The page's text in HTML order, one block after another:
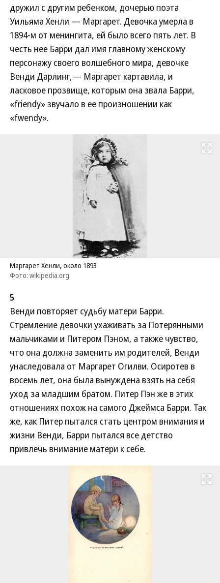
дружил с другим ребенком, дочерью поэта
Уильяма Хенли — Маргарет. Девочка умерла в
1894-м от менингита, ей было всего пять лет. В
честь нее Барри дал имя главному женскому
персонажу своего волшебного мира, девочке
Венди Дарлинг,— Маргарет картавила, и
ласковое прозвище, которым она звала Барри,
«friendy» звучало в ее произношении как
«fwendy».
Развернуть
Маргарет Хенли, около 1893
Фото: wikipedia.org
5
Венди повторяет судьбу матери Барри.
Стремление девочки ухаживать за Потерянными
мальчиками и Питером Пэном, а также чувство,
что она должна заменить им родителей, Венди
унаследовала от Маргарет Огилви. Осиротев в
восемь лет, она была вынуждена взять на себя
уход за младшим братом. Питер Пэн же в этих
отношениях похож на самого Джеймса Барри. Так
же, как Питер пытался стать центром внимания и
жизни Венди, Барри пытался все детство
привлечь внимание матери к себе.
Развернуть